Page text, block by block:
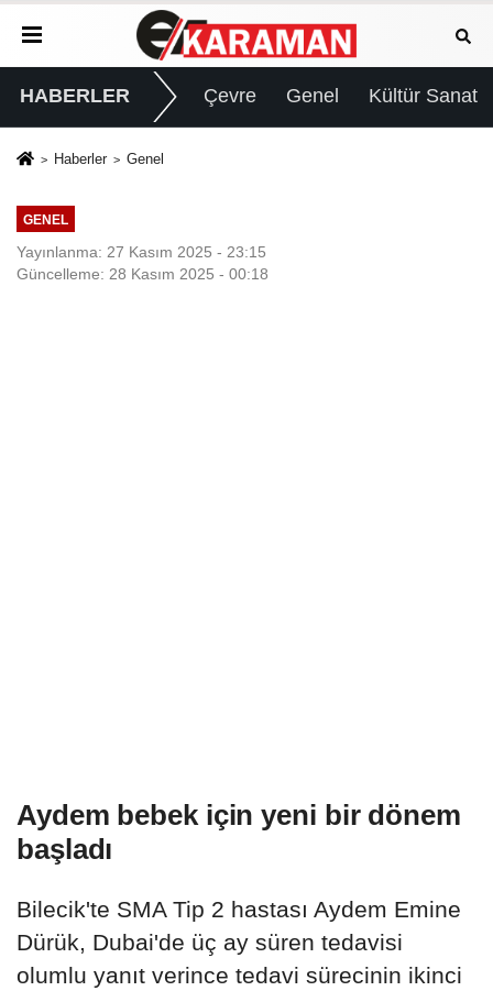
HABERLER Çevre Genel Kültür Sanat
Haberler Genel
GENEL
Yayınlanma: 27 Kasım 2025 - 23:15
Güncelleme: 28 Kasım 2025 - 00:18
Aydem bebek için yeni bir dönem
başladı
Bilecik'te SMA Tip 2 hastası Aydem Emine
Dürük, Dubai'de üç ay süren tedavisi
olumlu yanıt verince tedavi sürecinin ikinci